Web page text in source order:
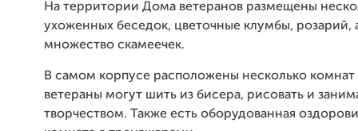
На территории Дома ветеранов размещены
ухоженных беседок, цветочные клумбы, розарий,
множество скамеечек.
В самом корпусе расположены несколько комнат
ветераны могут шить из бисера, рисовать и
творчеством. Также есть оборудованная